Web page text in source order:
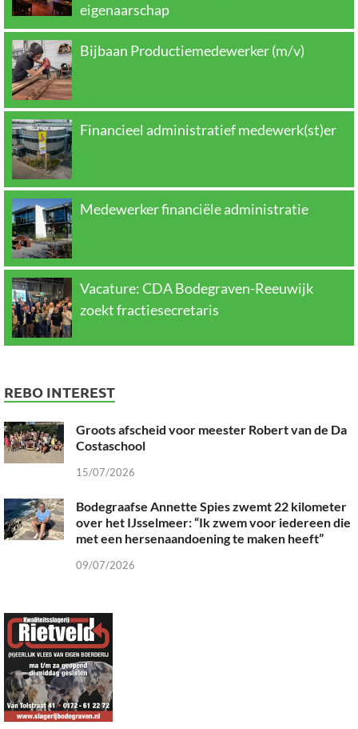
eigenaarschap
Bijbaan Productiemedewerker (m/v)
Financieel administratief medewerk(st)er
Medewerker financiële administratie
Vacature: CDA Bodegraven-Reeuwijk
zoekt fractiesecretaris
REBO INTEREST
Groots afscheid voor meester Robert van de Da
Costaschool
15/07/2026
Bodegraafse Annette Spies zwemt 22 kilometer
over het IJsselmeer: “Ik zwem voor iedereen die
met een hersenaandoening te maken heeft”
09/07/2026